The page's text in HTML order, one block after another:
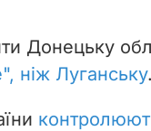
Донецьку
ніж Луганську.